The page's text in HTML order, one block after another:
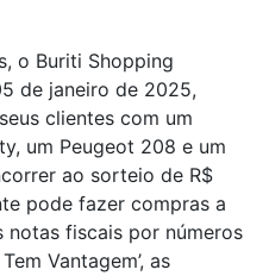
o Buriti Shopping
de janeiro de 2025,
clientes com um
um Peugeot 208 e um
ao sorteio de R$
pode fazer compras a
notas fiscais por números
Vantagem’, as